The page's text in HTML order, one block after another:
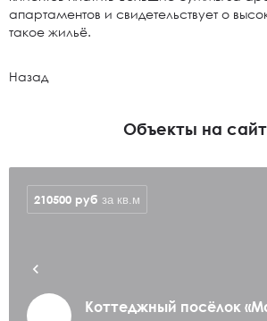
апартаментов и свидетельствует о
такое жильё.
Назад
Объекты на
Коттеджный посёлок
210500 руб за кв.м